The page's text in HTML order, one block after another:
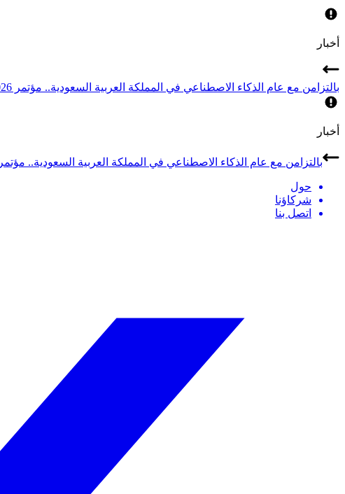
أخبار
بالتزامن مع عام الذكاء الاصطناعي في المملكة العربية السعودية.. مؤتمر LEAP 2026 يجمع أبرز قادة الذكاء الاصطناعي في العالم
أخبار
بالتزامن مع عام الذكاء الاصطناعي في المملكة العربية السعودية.. مؤتمر LEAP 2026 يجمع أبرز قادة الذكاء الاصطناعي في العالم
حول
شركاؤنا
اتصل بنا